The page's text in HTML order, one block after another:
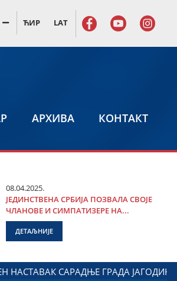
ЋИР LAT
АРХИВА КОНТАКТ
08.04.2025.
ЈЕДИНСТВЕНА СРБИЈА ПОЗВАЛА СВОЈЕ
ЧЛАНОВЕ И СИМПАТИЗЕРЕ НА...
ДЕТАЉНИЈЕ
ПОЛИЦИЈЕ И МИНИСТАРСТВА